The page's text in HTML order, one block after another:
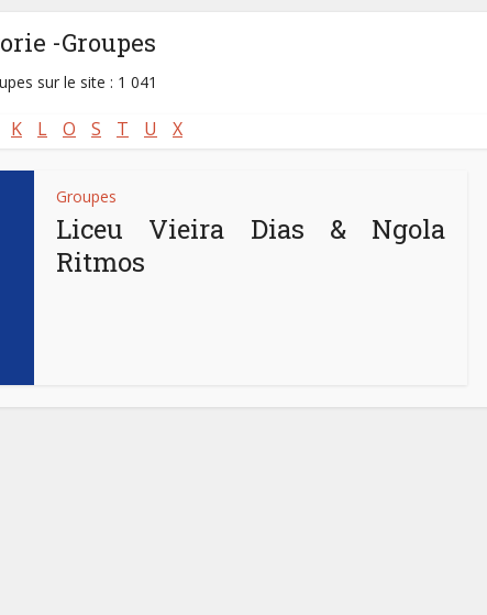
-Groupes
sur le site : 1 041
K L O S T U X
Groupes
Liceu Vieira Dias & Ngola
Ritmos